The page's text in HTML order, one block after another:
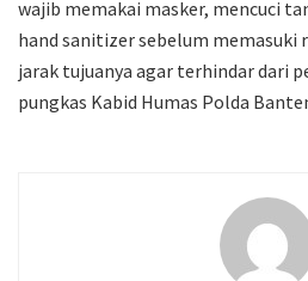
wajib memakai masker, mencuci
hand sanitizer sebelum memasuki
jarak tujuanya agar terhindar dari
pungkas Kabid Humas Polda